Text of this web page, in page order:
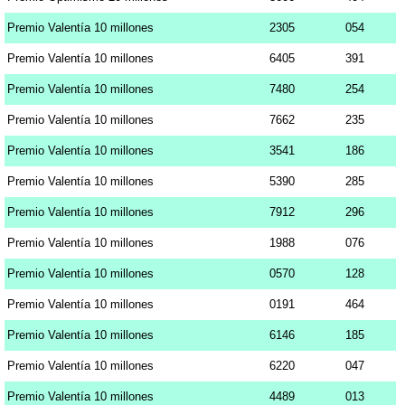
Premio Valentía 10 millones 2305 054
Premio Valentía 10 millones 6405 391
Premio Valentía 10 millones 7480 254
Premio Valentía 10 millones 7662 235
Premio Valentía 10 millones 3541 186
Premio Valentía 10 millones 5390 285
Premio Valentía 10 millones 7912 296
Premio Valentía 10 millones 1988 076
Premio Valentía 10 millones 0570 128
Premio Valentía 10 millones 0191 464
Premio Valentía 10 millones 6146 185
Premio Valentía 10 millones 6220 047
Premio Valentía 10 millones 4489 013